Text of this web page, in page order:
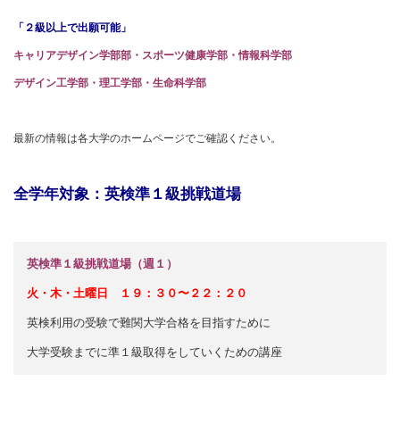
「２級以上で出願可能」
キャリアデザイン学部部・スポーツ健康学部・情報科学部
デザイン工学部・理工学部・生命科学部
最新の情報は各大学のホームページでご確認ください。
全学年対象：英検準１級挑戦道場
英検準１級挑戦道場（週１）
火・木・土曜日 １９：３０〜２２：２０
英検利用の受験で難関大学合格を目指すために
大学受験までに準１級取得をしていくための講座